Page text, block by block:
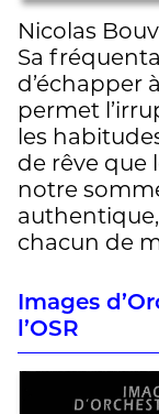
Nicolas
Sa
d’échapper
permet
les
de rêve que
notre
chacun de
Images
l’OSR